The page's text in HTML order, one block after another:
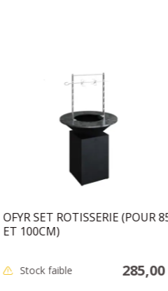
OFYR SET ROTISSERIE (POUR
ET 100CM)
Stock faible